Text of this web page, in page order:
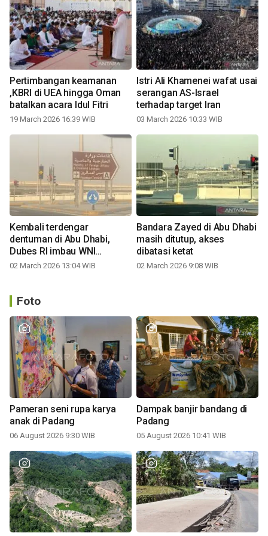
Pertimbangan keamanan
,KBRI di UEA hingga Oman
batalkan acara Idul Fitri
19 March 2026 16:39 WIB
Istri Ali Khamenei wafat usai
serangan AS-Israel
terhadap target Iran
03 March 2026 10:33 WIB
Kembali terdengar
dentuman di Abu Dhabi,
Dubes RI imbau WNI
berlindung
02 March 2026 13:04 WIB
Bandara Zayed di Abu Dhabi
masih ditutup, akses
dibatasi ketat
02 March 2026 9:08 WIB
Foto
Pameran seni rupa karya
anak di Padang
06 August 2026 9:30 WIB
Dampak banjir bandang di
Padang
05 August 2026 10:41 WIB